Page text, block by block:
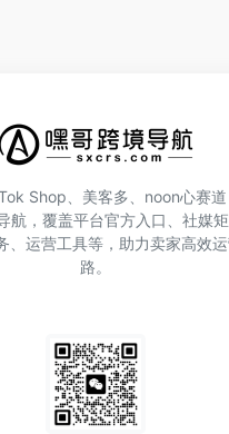
Shop、美客多、noon心赛
航，覆盖平台官方入口、社媒
、运营工具等，助力卖家高效
路。